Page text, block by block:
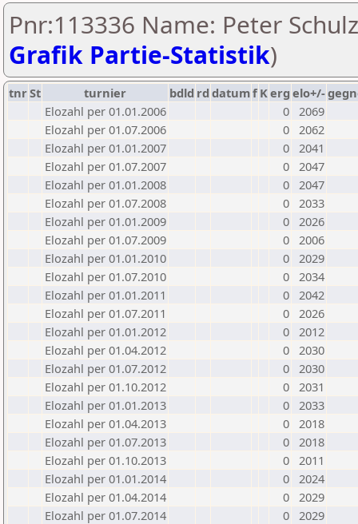
Pnr:113336 Name: Peter
Grafik Partie-Statistik)
tnrSt turnier bdld rd datumf Kerg elo+/-
Elozahl per 01.01.2006
0 2069
Elozahl per 01.07.2006
0 2062
Elozahl per 01.01.2007
0 2041
Elozahl per 01.07.2007
0 2047
Elozahl per 01.01.2008
0 2047
Elozahl per 01.07.2008
0 2033
Elozahl per 01.01.2009
0 2026
Elozahl per 01.07.2009
0 2006
Elozahl per 01.01.2010
0 2029
Elozahl per 01.07.2010
0 2034
Elozahl per 01.01.2011
0 2042
Elozahl per 01.07.2011
0 2026
Elozahl per 01.01.2012
0 2012
Elozahl per 01.04.2012
0 2030
Elozahl per 01.07.2012
0 2030
Elozahl per 01.10.2012
0 2031
Elozahl per 01.01.2013
0 2033
Elozahl per 01.04.2013
0 2018
Elozahl per 01.07.2013
0 2018
Elozahl per 01.10.2013
0 2011
Elozahl per 01.01.2014
0 2024
Elozahl per 01.04.2014
0 2029
Elozahl per 01.07.2014
0 2029